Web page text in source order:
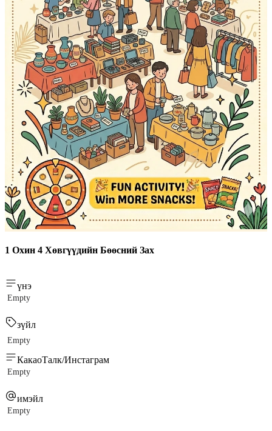
1 Охин 4 Хөвгүүдийн Бөөсний Зах
үнэ
Empty
зүйл
Empty
КакаоТалк/Инстаграм
Empty
имэйл
Empty